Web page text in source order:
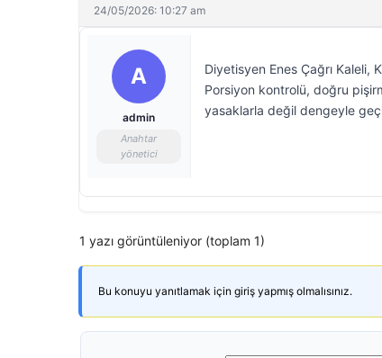
24/05/2026: 10:27 am
A
admin
Anahtar
yönetici
Diyetisyen Enes Çağrı Kaleli,
Porsiyon kontrolü, doğru
yasaklarla değil dengeyle
1 yazı görüntüleniyor (toplam 1)
Bu konuyu yanıtlamak için giriş yapmış olmalısınız.